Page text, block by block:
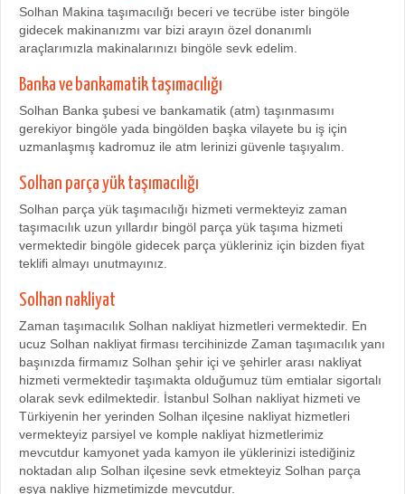
Solhan Makina taşımacılığı beceri ve tecrübe ister bingöle
gidecek makinanızmı var bizi arayın özel donanımlı
araçlarımızla makinalarınızı bingöle sevk edelim.
Banka ve bankamatik taşımacılığı
Solhan Banka şubesi ve bankamatik (atm) taşınmasımı
gerekiyor bingöle yada bingölden başka vilayete bu iş için
uzmanlaşmış kadromuz ile atm lerinizi güvenle taşıyalım.
Solhan parça yük taşımacılığı
Solhan parça yük taşımacılığı hizmeti vermekteyiz zaman
taşımacılık uzun yıllardır bingöl parça yük taşıma hizmeti
vermektedir bingöle gidecek parça yükleriniz için bizden fiyat
teklifi almayı unutmayınız.
Solhan nakliyat
Zaman taşımacılık Solhan nakliyat hizmetleri vermektedir. En
ucuz Solhan nakliyat firması tercihinizde Zaman taşımacılık yanı
başınızda firmamız Solhan şehir içi ve şehirler arası nakliyat
hizmeti vermektedir taşımakta olduğumuz tüm emtialar sigortalı
olarak sevk edilmektedir. İstanbul Solhan nakliyat hizmeti ve
Türkiyenin her yerinden Solhan ilçesine nakliyat hizmetleri
vermekteyiz parsiyel ve komple nakliyat hizmetlerimiz
mevcutdur kamyonet yada kamyon ile yüklerinizi istediğiniz
noktadan alıp Solhan ilçesine sevk etmekteyiz Solhan parça
eşya nakliye hizmetimizde mevcutdur.